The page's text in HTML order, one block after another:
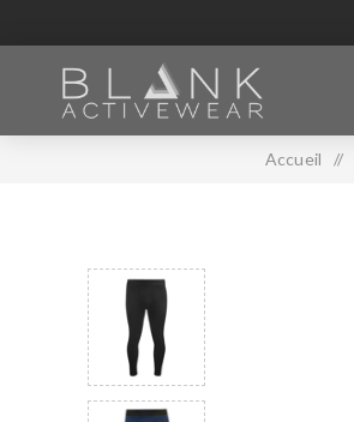
Accueil /